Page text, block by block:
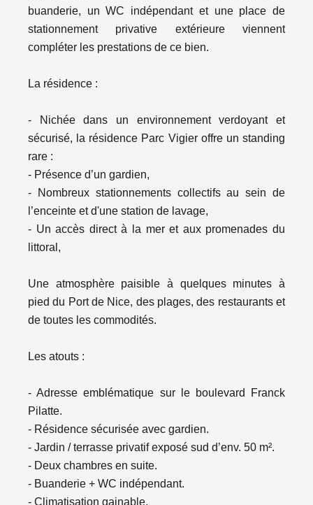
buanderie, un WC indépendant et une place de
stationnement privative extérieure viennent
compléter les prestations de ce bien.
La résidence :
- Nichée dans un environnement verdoyant et
sécurisé, la résidence Parc Vigier offre un standing
rare :
- Présence d’un gardien,
- Nombreux stationnements collectifs au sein de
l’enceinte et d'une station de lavage,
- Un accès direct à la mer et aux promenades du
littoral,
Une atmosphère paisible à quelques minutes à
pied du Port de Nice, des plages, des restaurants et
de toutes les commodités.
Les atouts :
- Adresse emblématique sur le boulevard Franck
Pilatte.
- Résidence sécurisée avec gardien.
- Jardin / terrasse privatif exposé sud d’env. 50 m².
- Deux chambres en suite.
- Buanderie + WC indépendant.
- Climatisation gainable.